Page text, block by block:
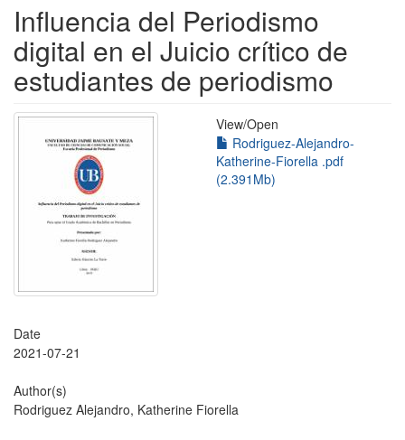
Influencia del Periodismo
digital en el Juicio crítico de
estudiantes de periodismo
View/Open
Rodriguez-Alejandro-
Katherine-Fiorella .pdf
(2.391Mb)
Date
2021-07-21
Author(s)
Rodriguez Alejandro, Katherine Fiorella